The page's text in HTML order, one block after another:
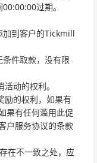
过期。
加到客户的Tickmill
件取款，没有限
动的权利。
励的权利，如果有
果有任何滥用此促
户服务协议的条款
在不一致之处，应